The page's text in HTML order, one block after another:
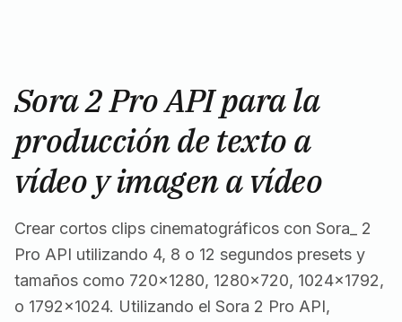
Sora 2 Pro API para la
producción de texto a
vídeo y imagen a vídeo
Crear cortos clips cinematográficos con Sora_ 2
Pro API utilizando 4, 8 o 12 segundos presets y
tamaños como 720x1280, 1280x720, 1024x1792,
o 1792x1024. Utilizando el Sora 2 Pro API,